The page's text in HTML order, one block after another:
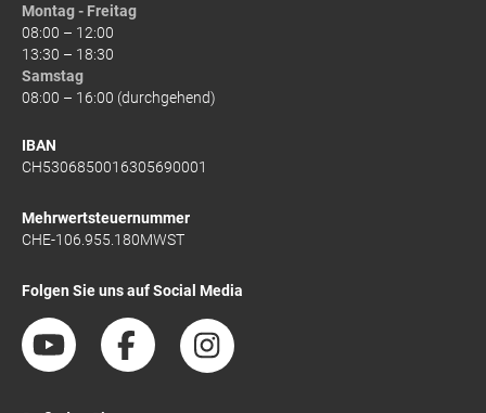
Montag - Freitag
08:00 – 12:00
13:30 – 18:30
Samstag
08:00 – 16:00 (durchgehend)
IBAN
CH5306850016305690001
Mehrwertsteuernummer
CHE-106.955.180MWST
Folgen Sie uns auf Social Media